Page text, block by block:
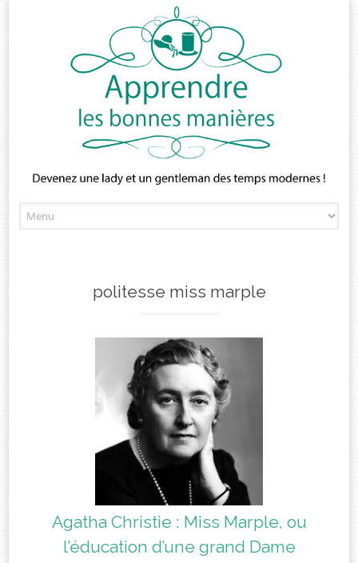
to
politesse miss marple
Agatha Christie : Miss Marple, ou
l’éducation d’une grand Dame